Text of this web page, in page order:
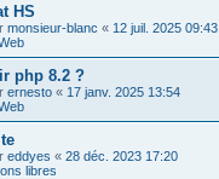
HS
monsieur-blanc « 12 juil. 2025 09:43
php 8.2 ?
ernesto « 17 janv. 2025 13:54
eddyes « 28 déc. 2023 17:20
libres